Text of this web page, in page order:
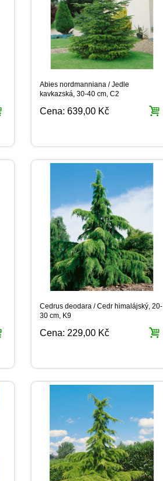
Abies nordmanniana / Jedle
kavkazská, 30-40 cm, C2
Cena: 639,00 Kč
Cedrus deodara / Cedr himalájský, 20-
30 cm, K9
Cena: 229,00 Kč